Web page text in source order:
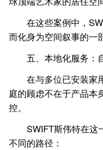
在这些案例中，
而化身为空间叙事的一
五、本地化服务：
在与多位已安装家用
庭的顾虑不在于产品本
控。
SWIFT斯伟特在这
不同的路径：